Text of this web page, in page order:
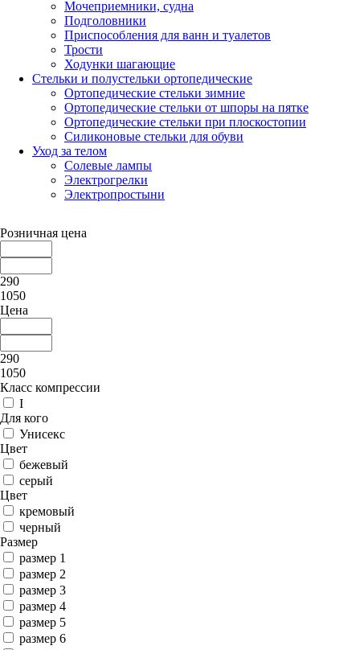
Мочеприемники, судна
Подголовники
Приспособления для ванн и туалетов
Трости
Ходунки шагающие
Стельки и полустельки ортопедические
Ортопедические стельки зимние
Ортопедические стельки от шпоры на пятке
Ортопедические стельки при плоскостопии
Силиконовые стельки для обуви
Уход за телом
Солевые лампы
Электрогрелки
Электропростыни
Розничная цена
290
1050
Цена
290
1050
Класс компрессии
I
Для кого
Унисекс
Цвет
бежевый
серый
Цвет
кремовый
черный
Размер
размер 1
размер 2
размер 3
размер 4
размер 5
размер 6